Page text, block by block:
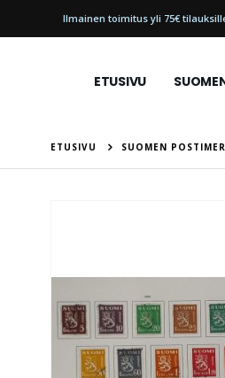
Ilmainen toimitus yli 75€
ETUSIVU
ETUSIVU SUOMEN
end
the
images
gallery